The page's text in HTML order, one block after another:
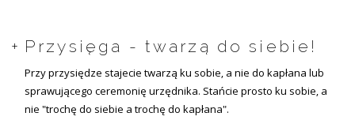
Przysięga - twarzą do siebie!
Przy przysiędze stajecie twarzą ku sobie, a nie do kapłana lub
sprawującego ceremonię urzędnika. Stańcie prosto ku sobie, a
nie "trochę do siebie a trochę do kapłana".